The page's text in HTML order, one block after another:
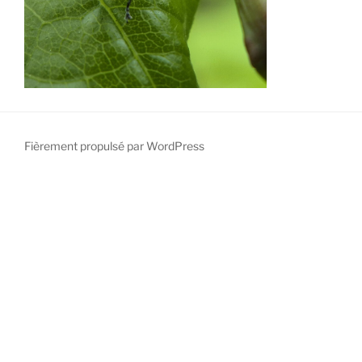
Fièrement propulsé par WordPress